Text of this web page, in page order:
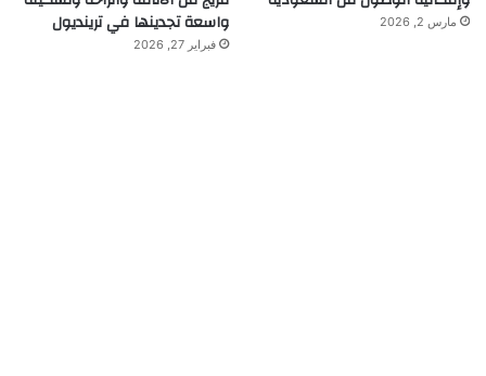
مارس 2, 2026
واسعة تجدينها في ترينديول
فبراير 27, 2026